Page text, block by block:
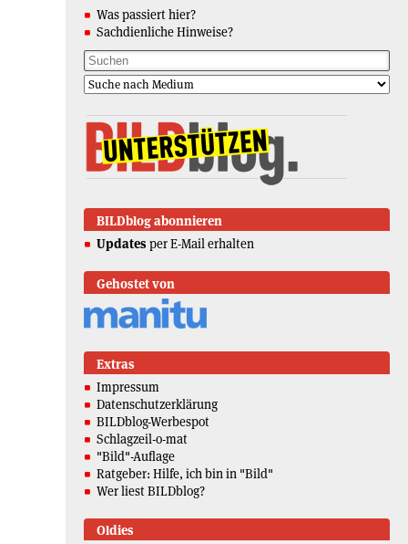
Was passiert hier?
Sachdienliche Hinweise?
BILDblog abonnieren
Updates per E-Mail erhalten
Gehostet von
Extras
Impressum
Datenschutzerklärung
BILDblog-Werbespot
Schlagzeil-o-mat
"Bild"-Auflage
Ratgeber: Hilfe, ich bin in "Bild"
Wer liest BILDblog?
Oldies